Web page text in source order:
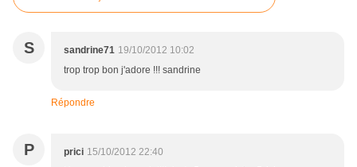
S sandrine71 19/10/2012 10:02
trop trop bon j'adore !!! sandrine
Répondre
P prici 15/10/2012 22:40